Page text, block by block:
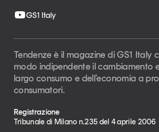
GS1 Italy
Tendenze è il magazine di GS1 Italy
modo indipendente il cambiamento
largo consumo e dell’economia a
consumatori.
Registrazione
Tribunale di Milano n.235 del 4 aprile 2006